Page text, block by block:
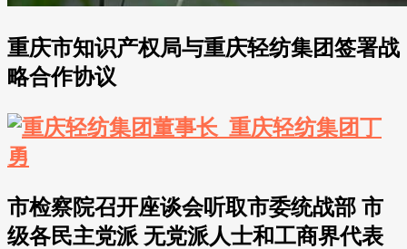
重庆市知识产权局与重庆轻纺集团签署战
略合作协议
市检察院召开座谈会听取市委统战部 市
级各民主党派 无党派人士和工商界代表